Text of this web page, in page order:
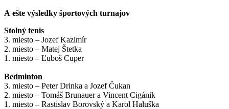
A ešte výsledky športových turnajov
Stolný tenis
3. miesto – Jozef Kazimír
2. miesto – Matej Štetka
1. miesto – Ľuboš Cuper
Bedminton
3. miesto – Peter Drinka a Jozef Čukan
2. miesto – Tomáš Brunauer a Vincent Cigánik
1. miesto – Rastislav Borovský a Karol Haluška